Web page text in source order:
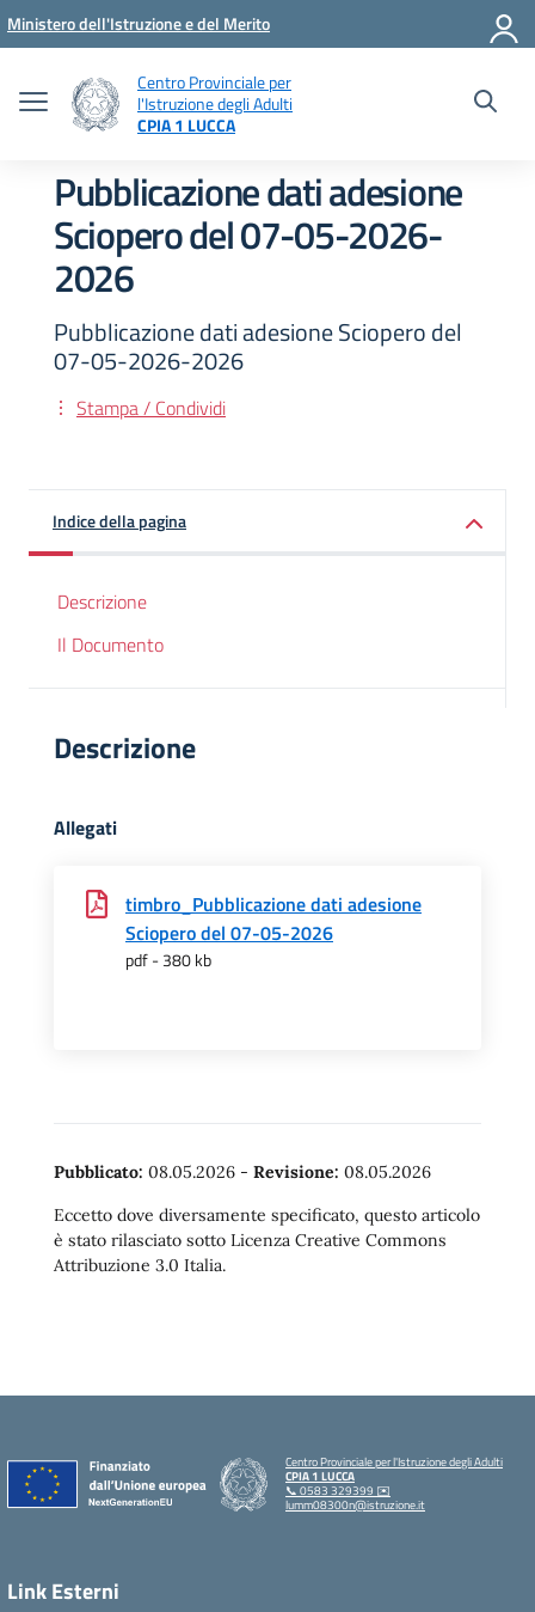
Vai ai contenuti
Vai al menu di navigazione
Vai al footer
Ministero dell'Istruzione e del Merito
Centro Provinciale per
l'Istruzione degli Adulti
CPIA 1 LUCCA
Pubblicazione dati adesione
Sciopero del 07-05-2026-
2026
Pubblicazione dati adesione Sciopero del
07-05-2026-2026
Stampa / Condividi
Indice della pagina
Descrizione
Il Documento
Descrizione
Allegati
timbro_Pubblicazione dati adesione
Sciopero del 07-05-2026
pdf - 380 kb
Pubblicato: 08.05.2026 - Revisione: 08.05.2026
Eccetto dove diversamente specificato, questo articolo
è stato rilasciato sotto Licenza Creative Commons
Attribuzione 3.0 Italia.
Centro Provinciale per l'Istruzione degli Adulti
CPIA 1 LUCCA
📞 0583 329399 ✉️
lumm08300n@istruzione.it
Link Esterni